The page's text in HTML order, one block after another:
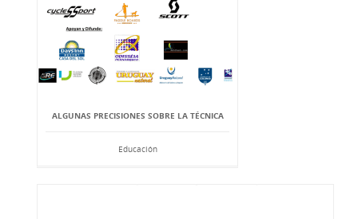
ALGUNAS PRECISIONES SOBRE LA TÉCNICA
Educación